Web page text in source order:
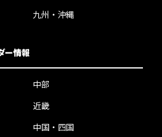
九州・沖縄
ー情報
中部
近畿
中国・四国